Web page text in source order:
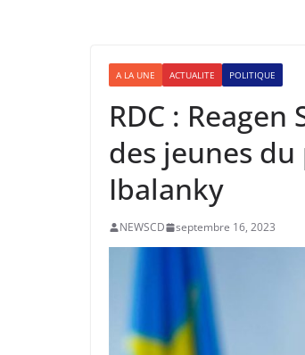
A LA UNE ACTUALITE POLITIQUE
RDC :
des jeunes du
Ibalanky
NEWSCD septembre 16, 2023